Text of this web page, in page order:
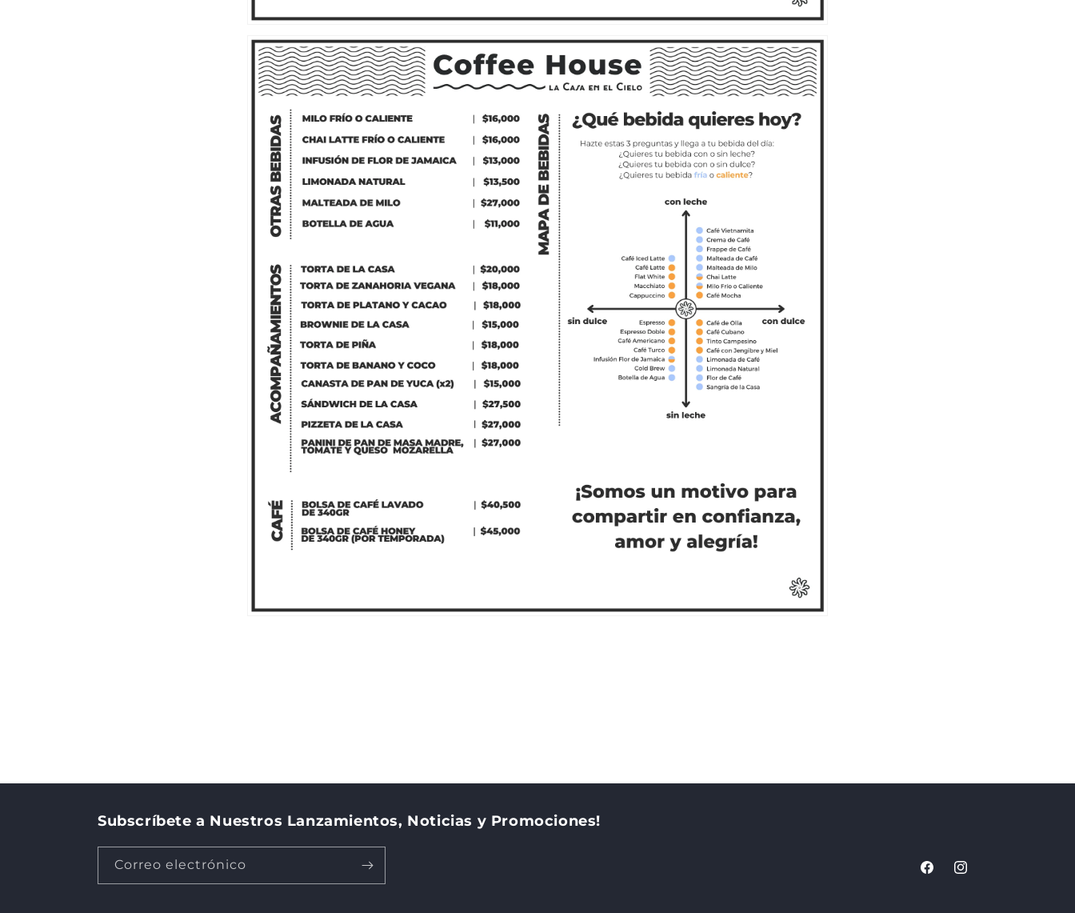
Subscríbete a Nuestros Lanzamientos, Noticias y Promociones!
Correo electrónico
FacebookInstagram